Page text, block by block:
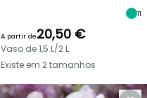
11
A partir de20,50 €
Vaso de 1,5 L/2 L
Existe em 2 tamanhos